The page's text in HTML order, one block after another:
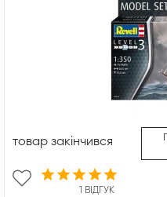
1 ВІДГУК
товар закінчився